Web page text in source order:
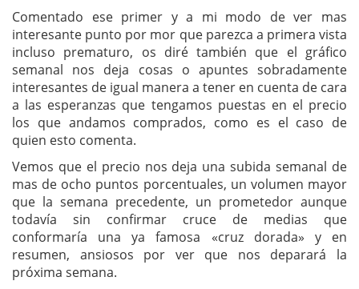
Comentado ese primer y a mi modo de ver mas
interesante punto por mor que parezca a primera vista
incluso prematuro, os diré también que el gráfico
semanal nos deja cosas o apuntes sobradamente
interesantes de igual manera a tener en cuenta de cara
a las esperanzas que tengamos puestas en el precio
los que andamos comprados, como es el caso de
quien esto comenta.
Vemos que el precio nos deja una subida semanal de
mas de ocho puntos porcentuales, un volumen mayor
que la semana precedente, un prometedor aunque
todavía sin confirmar cruce de medias que
conformaría una ya famosa «cruz dorada» y en
resumen, ansiosos por ver que nos deparará la
próxima semana.